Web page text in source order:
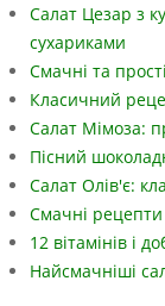
Салат Цезар з
сухариками
Смачні та
Класичний
Салат Мімоза:
Пісний
Салат Олів'є:
Смачні рецепти
12 вітамінів і
Найсмачніші